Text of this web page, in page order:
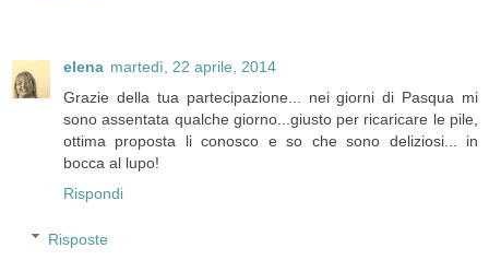
elena martedì, 22 aprile, 2014
Grazie della tua partecipazione... nei giorni di Pasqua mi
sono assentata qualche giorno...giusto per ricaricare le pile,
ottima proposta li conosco e so che sono deliziosi... in
bocca al lupo!
Rispondi
Risposte